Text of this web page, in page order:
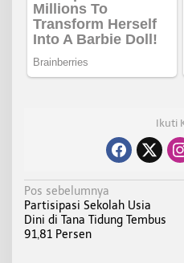
Ikuti
N
a
v
Pos sebelumnya
Partisipasi Sekolah Usia
Dini di Tana Tidung Tembus
91,81 Persen